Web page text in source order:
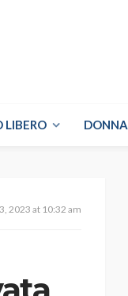
LIBERO DONNA
2023 at 10:32 am